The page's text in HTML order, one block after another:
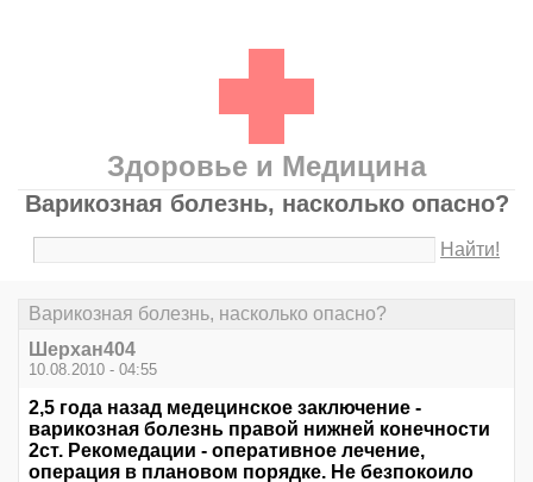
Здоровье и Медицина
Варикозная болезнь, насколько опасно?
Найти!
Варикозная болезнь, насколько опасно?
Шерхан404
10.08.2010 - 04:55
2,5 года назад медецинское заключение -
варикозная болезнь правой нижней конечности
2ст. Рекомедации - оперативное лечение,
операция в плановом порядке. Не безпокоило